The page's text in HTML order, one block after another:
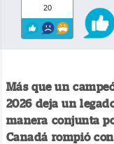
20
Más que un
2026 deja un
manera conjunta
Canadá rompió